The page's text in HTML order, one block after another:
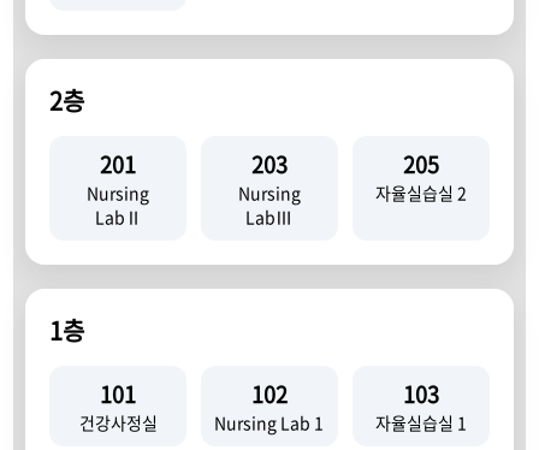
2층
201
Nursing
LabⅡ
203
Nursing
LabⅢ
205
자율실습실 2
1층
101
건강사정실
102
Nursing Lab 1
103
자율실습실 1